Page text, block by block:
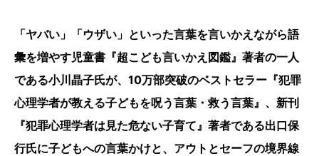
「ヤバい」「ウザい」といった言葉を言いかえながら語
彙を増やす児童書『超こども言いかえ図鑑』著者の一人
である小川晶子氏が、10万部突破のベストセラー『犯罪
心理学者が教える子どもを呪う言葉・救う言葉』、新刊
『犯罪心理学者は見た危ない子育て』著者である出口保
行氏に子どもへの言葉かけと、アウトとセーフの境界線